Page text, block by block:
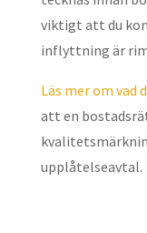
viktigt att du
inflyttning är
Läs mer om vad
att en
upplåtelseavtal.